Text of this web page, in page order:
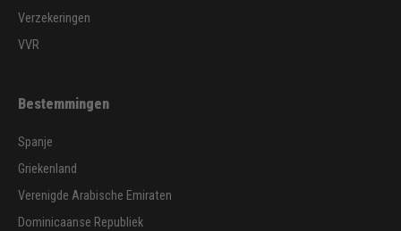
Verzekeringen
VVR
Bestemmingen
Spanje
Griekenland
Verenigde Arabische Emiraten
Dominicaanse Republiek